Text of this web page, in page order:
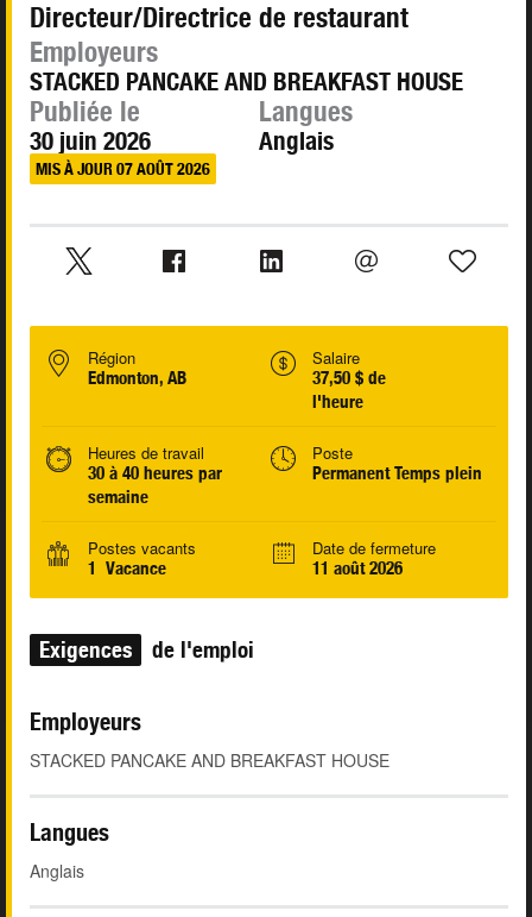
Directeur/Directrice de restaurant
Employeurs
STACKED PANCAKE AND BREAKFAST HOUSE
Publiée le
30 juin 2026
MIS À JOUR 07 AOÛT 2026
Langues
Anglais
Région
Edmonton, AB
Salaire
37,50 $ de
l'heure
Heures de travail
30 à 40 heures par
semaine
Poste
Permanent Temps plein
Postes vacants
1 Vacance
Date de fermeture
11 août 2026
Exigences de l'emploi
Employeurs
STACKED PANCAKE AND BREAKFAST HOUSE
Langues
Anglais